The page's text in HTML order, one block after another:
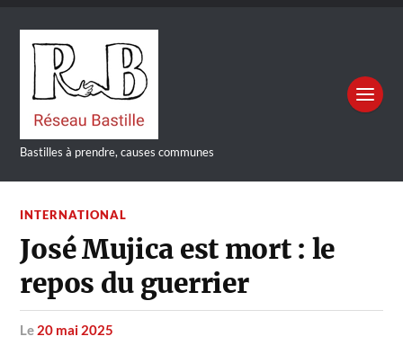
Bastilles à prendre, causes communes
INTERNATIONAL
José Mujica est mort : le
repos du guerrier
le 20 mai 2025